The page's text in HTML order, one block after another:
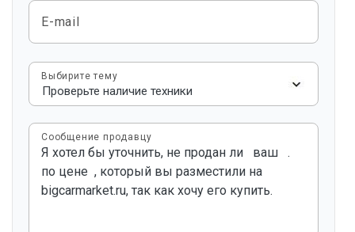
E-mail
Выбирите тему
Сообщение продавцу